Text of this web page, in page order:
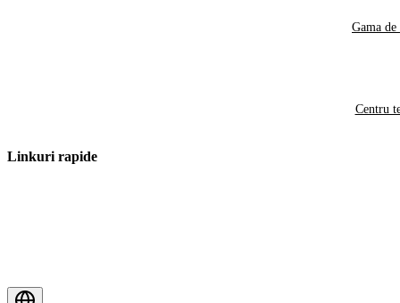
Gama de
Centru
Linkuri rapide